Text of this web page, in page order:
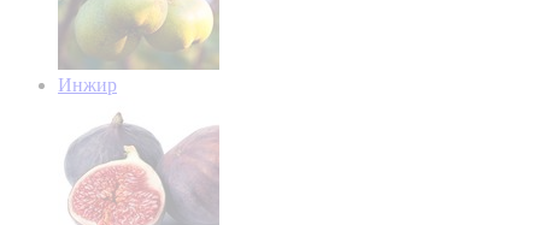
Инжир